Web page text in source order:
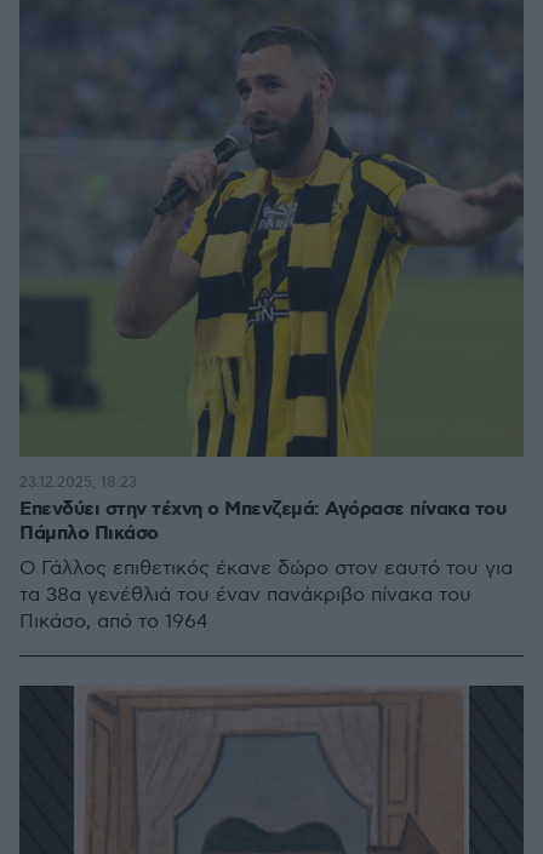
Επενδύει στην τέχνη ο Μπενζεμά: Αγόρασε πίνακα του
Πάμπλο Πικάσο
Ο Γάλλος επιθετικός έκανε δώρο στον εαυτό του για
τα 38α γενέθλιά του έναν πανάκριβο πίνακα του
Πικάσο, από το 1964
23.12.2025, 18:23